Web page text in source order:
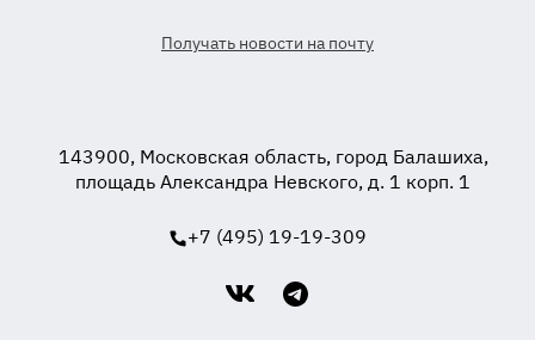
Получать новости на почту
143900, Московская область, город Балашиха,
площадь Александра Невского, д. 1 корп. 1
+7 (495) 19-19-309